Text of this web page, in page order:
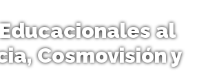
al
Cosmovisión y